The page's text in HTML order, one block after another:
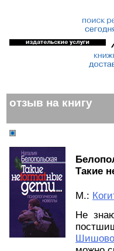
отзыв на книгу
Такие
М.:
Не